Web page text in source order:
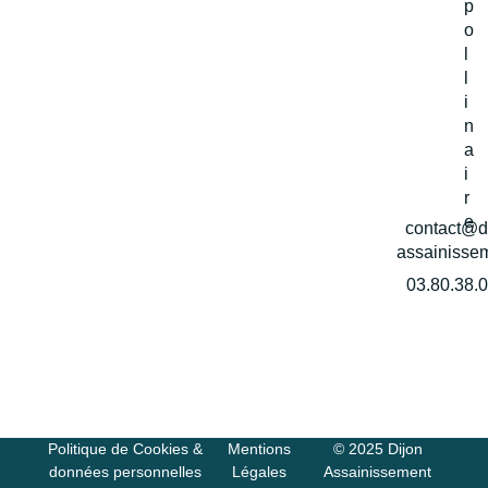
p
o
i
n
a
i
r
e
Politique de Cookies &
données personnelles
Mentions
Légales
© 2025 Dijon
Assainissement